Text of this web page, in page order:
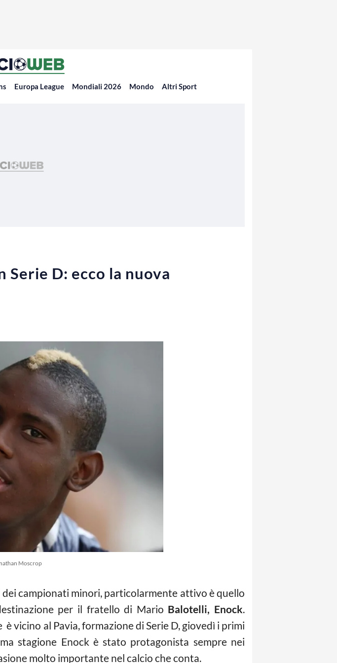
Europa League Mondiali 2026 Mondo Altri Sport
D: ecco la nuova
Moscrop
campionati minori, particolarmente attivo è quello
per il fratello di Mario Balotelli, Enock.
vicino al Pavia, formazione di Serie D, giovedì i primi
stagione Enock è stato protagonista sempre nei
molto importante nel calcio che conta.